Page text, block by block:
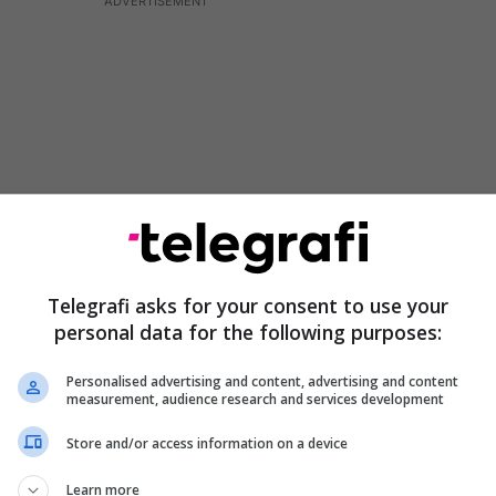
dhe veriu,
ditës. Hapësirat e brendshme janë të ndara në
dhe përfshijnë qëndrim ditor, kuzhinë, tri dhoma
tualet, depo dhe ballkon.
Telegrafi asks for your consent to use your
personal data for the following purposes:
Personalised advertising and content, advertising and content
measurement, audience research and services development
Store and/or access information on a device
Learn more